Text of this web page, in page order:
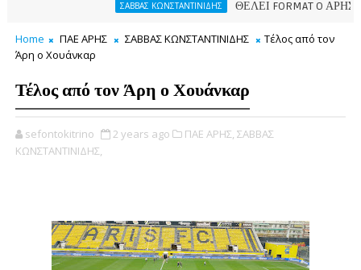
ΣΑΒΒΑΣ ΚΩΝΣΤΑΝΤΙΝΙΔΗΣ ΘΕΛΕΙ FORMAT O ΑΡΗΣ ΠΑΕ
Home ΠΑΕ ΑΡΗΣ ΣΑΒΒΑΣ ΚΩΝΣΤΑΝΤΙΝΙΔΗΣ
Τέλος από τον
Άρη ο Χουάνκαρ
Τέλος από τον Άρη ο Χουάνκαρ
sefontokitrino 2 years ago ΠΑΕ ΑΡΗΣ, ΣΑΒΒΑΣ
ΚΩΝΣΤΑΝΤΙΝΙΔΗΣ,